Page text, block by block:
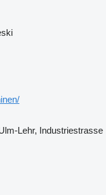
Lehr, Industriestrasse